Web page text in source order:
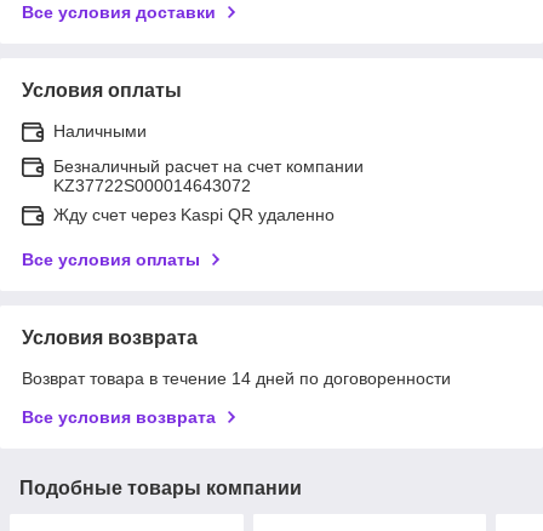
Все условия доставки
Условия оплаты
Наличными
Безналичный расчет на счет компании
KZ37722S000014643072
Жду счет через Kaspi QR удаленно
Все условия оплаты
Условия возврата
Возврат товара в течение 14 дней по договоренности
Все условия возврата
Подобные товары компании